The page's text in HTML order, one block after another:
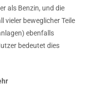
als Benzin, und die
vieler beweglicher Teile
ebenfalls
bedeutet dies